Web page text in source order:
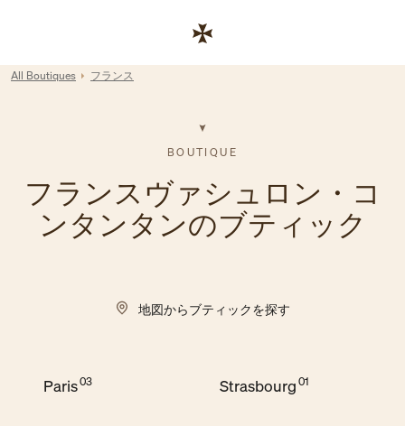
コーポレートサイトへのリンク
Return to Nav
All Boutiques フランス
BOUTIQUE
フランスヴァシュロン・コ
ンタンタンのブティック
地図からブティックを探す
Paris Strasbourg